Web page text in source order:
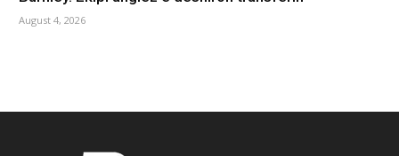
August 4, 2026